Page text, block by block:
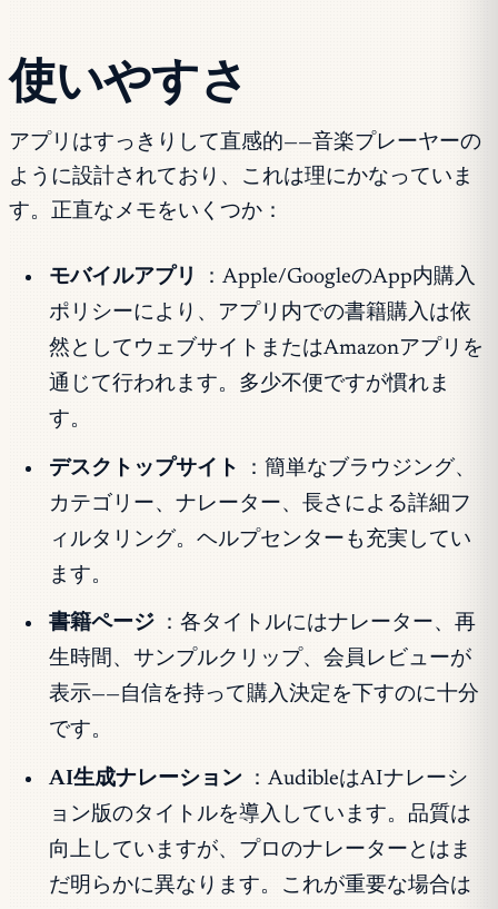
使いやすさ
アプリはすっきりして直感的——音楽プレーヤーの
ように設計されており、これは理にかなっていま
す。正直なメモをいくつか：
モバイルアプリ
：Apple/GoogleのApp内購入
ポリシーにより、アプリ内での書籍購入は依
然としてウェブサイトまたはAmazonアプリを
通じて行われます。多少不便ですが慣れま
す。
デスクトップサイト
：簡単なブラウジング、
カテゴリー、ナレーター、長さによる詳細フ
ィルタリング。ヘルプセンターも充実してい
ます。
書籍ページ
：各タイトルにはナレーター、再
生時間、サンプルクリップ、会員レビューが
表示——自信を持って購入決定を下すのに十分
です。
AI生成ナレーション
：AudibleはAIナレーシ
ョン版のタイトルを導入しています。品質は
向上していますが、プロのナレーターとはま
だ明らかに異なります。これが重要な場合は